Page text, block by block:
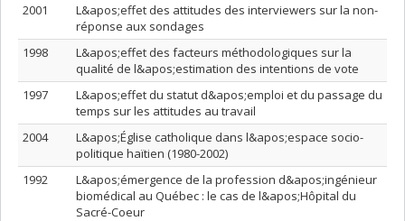
2001
L&apos;effet des attitudes des interviewers sur la non-
réponse aux sondages
1998
L&apos;effet des facteurs méthodologiques sur la
qualité de l&apos;estimation des intentions de vote
1997
L&apos;effet du statut d&apos;emploi et du passage du
temps sur les attitudes au travail
2004
L&apos;Église catholique dans l&apos;espace socio-
politique haïtien (1980-2002)
1992
L&apos;émergence de la profession d&apos;ingénieur
biomédical au Québec : le cas de l&apos;Hôpital du
Sacré-Coeur